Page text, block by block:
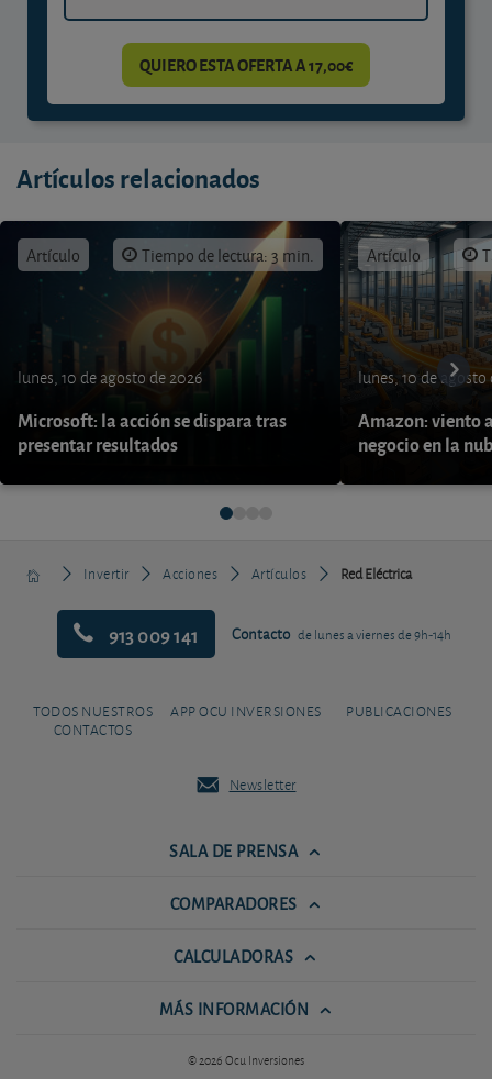
QUIERO ESTA OFERTA A 17,00€
Artículos relacionados
Artículo Tiempo de lectura: 3 min.
lunes, 10 de agosto de 2026
Microsoft: la acción se dispara tras
presentar resultados
Artículo
lunes, 10 de agosto
Amazon: viento
negocio en la
Invertir Acciones Artículos Red Eléctrica
913 009 141 Contacto de lunes a viernes de 9h-14h
TODOS NUESTROS
CONTACTOS
APP OCU INVERSIONES PUBLICACIONES
Newsletter
SALA DE PRENSA
COMPARADORES
CALCULADORAS
MÁS INFORMACIÓN
© 2026 Ocu Inversiones